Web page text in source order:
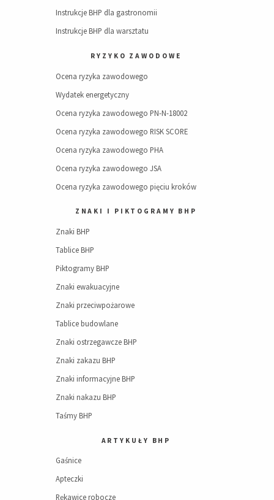
Instrukcje BHP dla gastronomii
Instrukcje BHP dla warsztatu
RYZYKO ZAWODOWE
Ocena ryzyka zawodowego
Wydatek energetyczny
Ocena ryzyka zawodowego PN-N-18002
Ocena ryzyka zawodowego RISK SCORE
Ocena ryzyka zawodowego PHA
Ocena ryzyka zawodowego JSA
Ocena ryzyka zawodowego pięciu kroków
ZNAKI I PIKTOGRAMY BHP
Znaki BHP
Tablice BHP
Piktogramy BHP
Znaki ewakuacyjne
Znaki przeciwpożarowe
Tablice budowlane
Znaki ostrzegawcze BHP
Znaki zakazu BHP
Znaki informacyjne BHP
Znaki nakazu BHP
Taśmy BHP
ARTYKUŁY BHP
Gaśnice
Apteczki
Rękawice robocze